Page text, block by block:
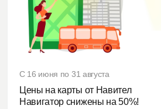
С 16 июня по 31 августа
Цены на карты от Навител
Навигатор снижены на 50%!